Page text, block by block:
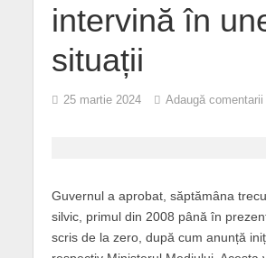
intervină în
situații
25 martie 2024 Adaugă comentarii
Guvernul a aprobat, săptămâna
silvic, primul din 2008 până în
scris de la zero, după cum anunță